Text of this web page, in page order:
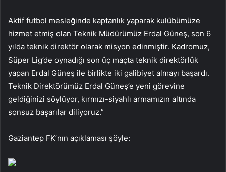
Aktif futbol mesleğinde kaptanlık yaparak kulübümüze
hizmet etmiş olan Teknik Müdürümüz Erdal Güneş, son 6
yılda teknik direktör olarak misyon edinmiştir. Kadromuz,
Süper Lig’de oynadığı son üç maçta teknik direktörlük
yapan Erdal Güneş ile birlikte iki galibiyet almayı başardı.
Teknik Direktörümüz Erdal Güneş’e yeni görevine
geldiğinizi söylüyor, kırmızı-siyahlı armamızın altında
sonsuz başarılar diliyoruz.”
Gaziantep FK’nın açıklaması şöyle: